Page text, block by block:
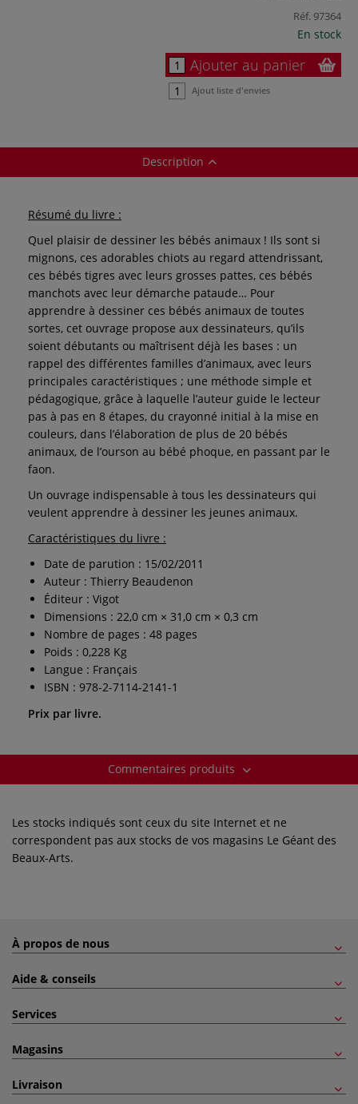
Réf. 97364
En stock
Ajouter au panier
Ajout liste d'envies
Description
Résumé du livre :
Quel plaisir de dessiner les bébés animaux ! Ils sont si
mignons, ces adorables chiots au regard attendrissant,
ces bébés tigres avec leurs grosses pattes, ces bébés
manchots avec leur démarche pataude… Pour
apprendre à dessiner ces bébés animaux de toutes
sortes, cet ouvrage propose aux dessinateurs, qu’ils
soient débutants ou maîtrisent déjà les bases : un
rappel des différentes familles d’animaux, avec leurs
principales caractéristiques ; une méthode simple et
pédagogique, grâce à laquelle l’auteur guide le lecteur
pas à pas en 8 étapes, du crayonné initial à la mise en
couleurs, dans l’élaboration de plus de 20 bébés
animaux, de l’ourson au bébé phoque, en passant par le
faon.
Un ouvrage indispensable à tous les dessinateurs qui
veulent apprendre à dessiner les jeunes animaux.
Caractéristiques du livre :
Date de parution : 15/02/2011
Auteur : Thierry Beaudenon
Éditeur : Vigot
Dimensions : 22,0 cm × 31,0 cm × 0,3 cm
Nombre de pages : 48 pages
Poids : 0,228 Kg
Langue : Français
ISBN : 978-2-7114-2141-1
Prix par livre.
Commentaires produits
Les stocks indiqués sont ceux du site Internet et ne
correspondent pas aux stocks de vos magasins Le Géant des
Beaux-Arts.
À propos de nous
Aide & conseils
Services
Magasins
Livraison